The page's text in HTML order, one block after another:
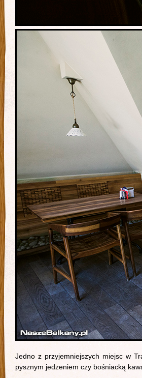
Jedno z przyjemniejszych miejsc w
pysznym jedzeniem czy bośniacką